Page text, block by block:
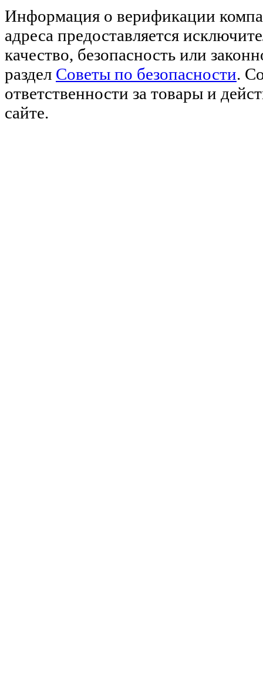
Информация о верификации
адреса предоставляется
качество, безопасность или
раздел Советы по безопасности.
ответственности за товары и
сайте.